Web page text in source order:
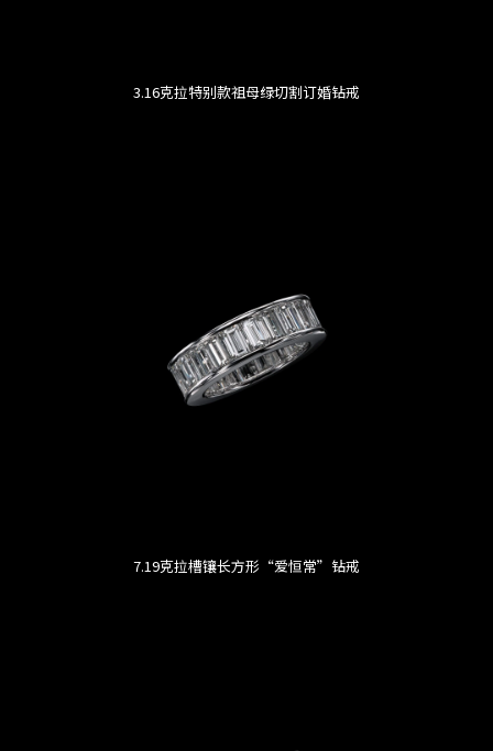
3.16克拉特别款祖母绿切割订婚钻戒
7.19克拉槽镶长方形“爱恒常”钻戒